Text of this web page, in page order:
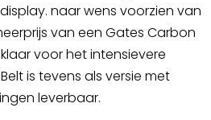
naar wens voorzien van
van een Gates Carbon
voor het intensievere
is tevens als versie met
leverbaar.